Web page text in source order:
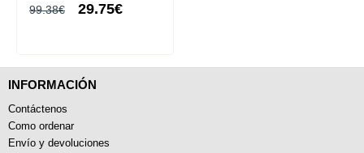
99.38€ 29.75€
INFORMACIÓN
Contáctenos
Como ordenar
Envío y devoluciones